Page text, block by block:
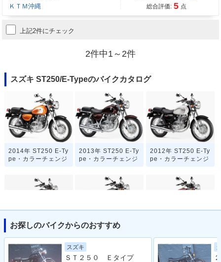
ＫＴＭ沖縄
総合評価: 5 点
上記2件にチェック
2件中1～2件
スズキ ST250/E-Typeのバイクカタログ
2014年 ST250 E-Ty
pe・カラーチェンジ
2013年 ST250 E-Ty
pe・カラーチェンジ
2012年 ST250 E-Ty
pe・カラーチェンジ
pe・カラーチェンジ
pe・特別・限定仕様
お探しのバイクからのおすすめ
スズキ
ＳＴ２５０ Ｅタイプ